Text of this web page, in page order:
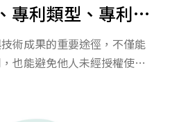
專利類型、專利申
次了解
術成果的重要途徑，不僅能
也能避免他人未經授權使用